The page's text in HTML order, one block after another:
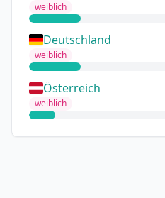
weiblich
Deutschland
weiblich
Österreich
weiblich